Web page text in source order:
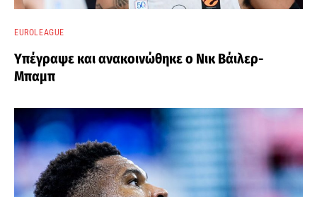
EUROLEAGUE
Υπέγραψε και ανακοινώθηκε ο Νικ Βάιλερ-
Μπαμπ